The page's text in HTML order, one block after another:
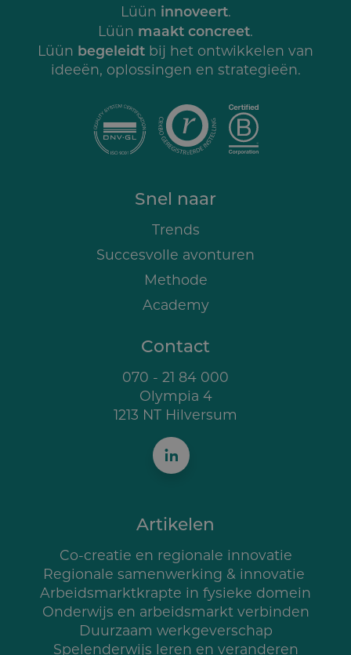
Lüün innoveert.
Lüün maakt concreet.
Lüün begeleidt bij het ontwikkelen van
ideeën, oplossingen en strategieën.
Snel naar
Trends
Succesvolle avonturen
Methode
Academy
Contact
070 - 21 84 000
Olympia 4
1213 NT Hilversum
Artikelen
Co-creatie en regionale innovatie
Regionale samenwerking & innovatie
Arbeidsmarktkrapte in fysieke domein
Onderwijs en arbeidsmarkt verbinden
Duurzaam werkgeverschap
Spelenderwijs leren en veranderen